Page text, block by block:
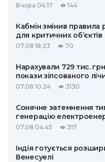
Вчора 04:17 144
Кабмін змінив правила
для критичних об’єктів
07.08 18:23 70
Нарахували 729 тис.
покази зіпсованого
07.08 10:24 3130
Сонячне затемнення
генерацію
07.08 04:45 317
Індія готується
Венесуелі